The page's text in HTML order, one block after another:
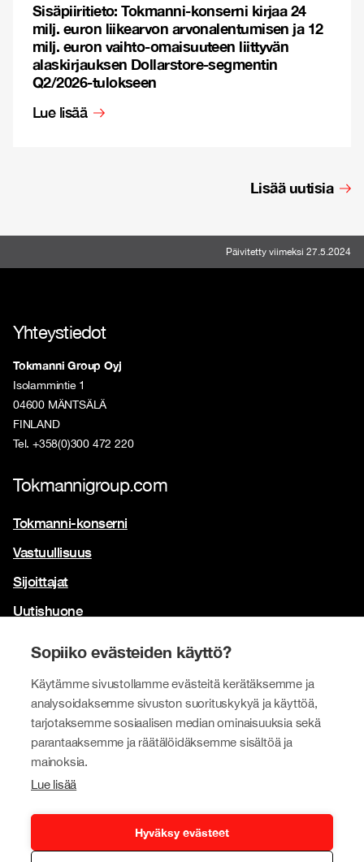
Sopiiko evästeiden käyttö?
Käytämme sivustollamme evästeitä kerätäksemme ja
analysoidaksemme sivuston suorituskykyä ja käyttöä,
tarjotaksemme sosiaalisen median ominaisuuksia sekä
parantaaksemme ja räätälöidäksemme sisältöä ja
mainoksia.
Lue lisää
Hyväksy evästeet
Sisäpiiritieto: Tokmanni-konserni kirjaa 24
milj. euron liikearvon arvonalentumisen ja 12
milj. euron vaihto-omaisuuteen liittyvän
alaskirjauksen Dollarstore-segmentin
Q2/2026-tulokseen
Lue lisää
Lisää uutisia
Päivitetty viimeksi 27.5.2024
Yhteystiedot
Tokmanni Group Oyj
Isolammintie 1
04600 MÄNTSÄLÄ
FINLAND
Tel. +358(0)300 472 220
Tokmannigroup.com
Tokmanni-konserni
Vastuullisuus
Sijoittajat
Uutishuone
Brändimme
Tokmanni
SPAR Suomi
Click Shoes ja Shoe House
Dollarstore
Big Dollar